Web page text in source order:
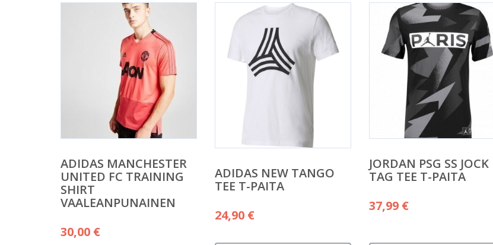
ADIDAS MANCHESTER
UNITED FC TRAINING
SHIRT
VAALEANPUNAINEN
30,00 €
ADIDAS NEW TANGO
TEE T-PAITA
24,90 €
JORDAN PSG SS JOCK
TAG TEE T-PAITA
37,99 €